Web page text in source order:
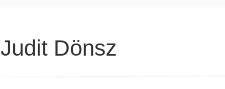
Judit Dönsz